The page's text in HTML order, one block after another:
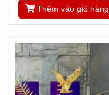
Thêm vào giỏ hàng